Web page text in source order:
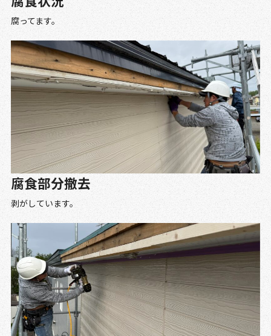
腐ってます。
腐食部分撤去
剥がしています。